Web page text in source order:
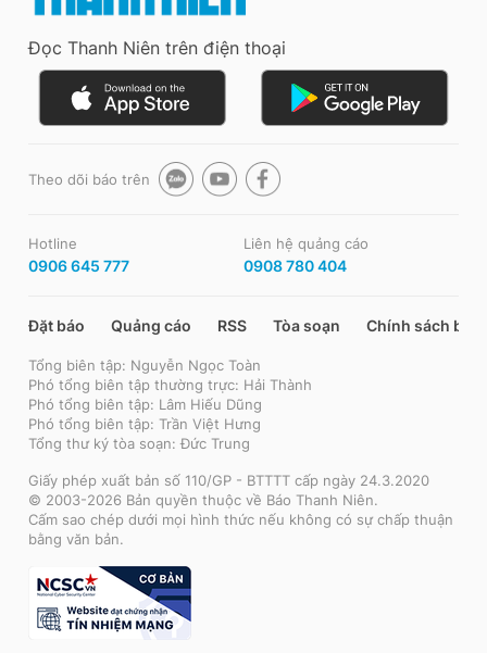
Đọc Thanh Niên trên điện thoại
Theo dõi báo trên
Hotline
0906 645 777
Liên hệ quảng cáo
0908 780 404
Đặt báo Quảng cáo RSS Tòa soạn Chính sách bảo
Tổng biên tập: Nguyễn Ngọc Toàn
Phó tổng biên tập thường trực: Hải Thành
Phó tổng biên tập: Lâm Hiếu Dũng
Phó tổng biên tập: Trần Việt Hưng
Tổng thư ký tòa soạn: Đức Trung
Giấy phép xuất bản số 110/GP - BTTTT cấp ngày 24.3.2020
© 2003-2026 Bản quyền thuộc về Báo Thanh Niên.
Cấm sao chép dưới mọi hình thức nếu không có sự chấp thuận
bằng văn bản.